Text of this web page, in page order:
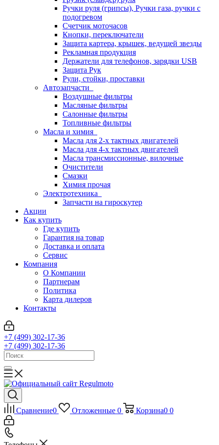
Ручки руля (грипсы), Ручки газа, ручки с
подогревом
Счетчик моточасов
Кнопки, переключатели
Защита картера, крышек, ведущей звезды
Рекламная продукция
Держатели для телефонов, зарядки USB
Защита Рук
Рули, стойки, проставки
Автозапчасти
Воздушные фильтры
Масляные фильтры
Салонные фильтры
Топливные фильтры
Масла и химия
Масла для 2-х тактных двигателей
Масла для 4-х тактных двигателей
Масла трансмиссионные, вилочные
Очистители
Смазки
Химия прочая
Электротехника
Запчасти на гироскутер
Акции
Как купить
Где купить
Гарантия на товар
Доставка и оплата
Сервис
Компания
О Компании
Партнерам
Политика
Карта дилеров
Контакты
+7 (499) 302-17-36
+7 (499) 302-17-36
Сравнение0 Отложенные 0 Корзина0 0